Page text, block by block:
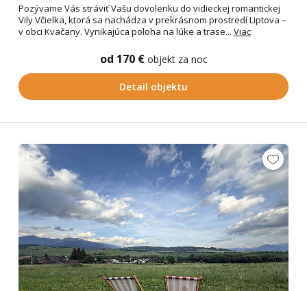
Pozývame Vás stráviť Vašu dovolenku do vidieckej romantickej
Vily Včielka, ktorá sa nachádza v prekrásnom prostredí Liptova –
v obci Kvačany. Vynikajúca poloha na lúke a trase... Viac
od 170 € objekt za noc
Detail objektu